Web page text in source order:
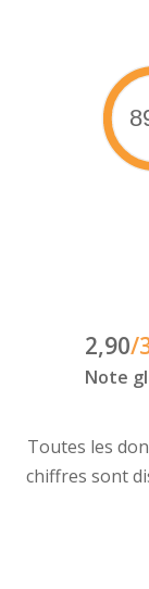
2,90/
Note
Toutes les
chiffres sont